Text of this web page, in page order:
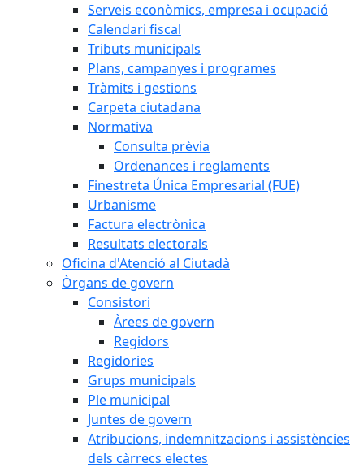
Serveis econòmics, empresa i ocupació
Calendari fiscal
Tributs municipals
Plans, campanyes i programes
Tràmits i gestions
Carpeta ciutadana
Normativa
Consulta prèvia
Ordenances i reglaments
Finestreta Única Empresarial (FUE)
Urbanisme
Factura electrònica
Resultats electorals
Oficina d'Atenció al Ciutadà
Òrgans de govern
Consistori
Àrees de govern
Regidors
Regidories
Grups municipals
Ple municipal
Juntes de govern
Atribucions, indemnitzacions i assistències
dels càrrecs electes